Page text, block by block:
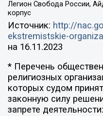
Легион Свобода России,
корпус
Источник: http://
ekstremistskie-
на 16.11.2023
* Перечень
религиозных
которых судом
законную силу
запрете деятельности: